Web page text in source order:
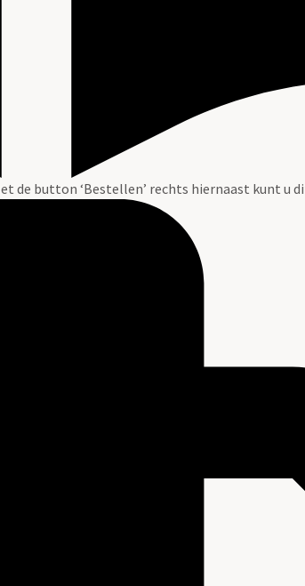
de button ‘Bestellen’ rechts hiernaast kunt u